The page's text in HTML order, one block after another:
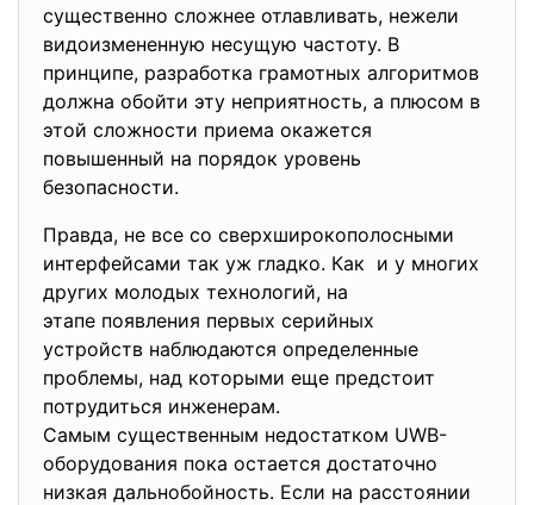
существенно сложнее отлавливать, нежели
видоизмененную несущую частоту. В
принципе, разработка грамотных алгоритмов
должна обойти эту неприятность, а плюсом в
этой сложности приема окажется
повышенный на порядок уровень
безопасности.
Правда, не все со сверхширокополосными
интерфейсами так уж гладко. Как и у многих
других молодых технологий, на
этапе появления первых серийных
устройств наблюдаются определенные
проблемы, над которыми еще предстоит
потрудиться инженерам.
Самым существенным недостатком UWB-
оборудования пока остается достаточно
низкая дальнобойность. Если на расстоянии